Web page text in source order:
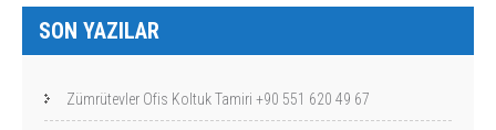
SON YAZILAR
Zümrütevler Ofis Koltuk Tamiri +90 551 620 49 67